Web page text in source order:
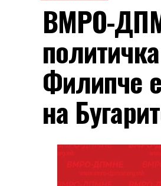
ВМРО-
Филипче
на